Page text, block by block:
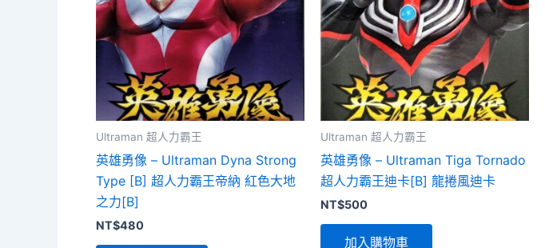
Ultraman 超人力霸王
英雄勇像 – Ultraman Dyna Strong
Type [B] 超人力霸王帝納 紅色大地
之力[B]
NT$480
Ultraman 超人力霸王
英雄勇像 – Ultraman Tiga Tornado
超人力霸王迪卡[B] 龍捲風迪卡
NT$500
加入購物車